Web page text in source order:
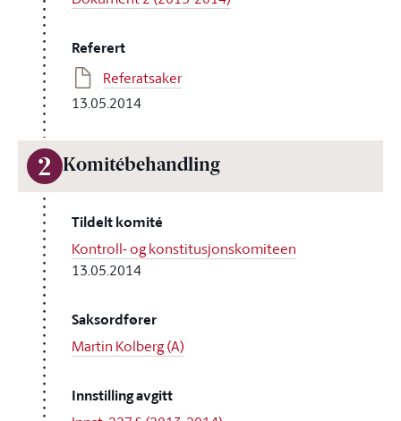
Referert
Referatsaker
13.05.2014
2 Komitébehandling
Tildelt komité
Kontroll- og konstitusjonskomiteen
13.05.2014
Saksordfører
Martin Kolberg (A)
Innstilling avgitt